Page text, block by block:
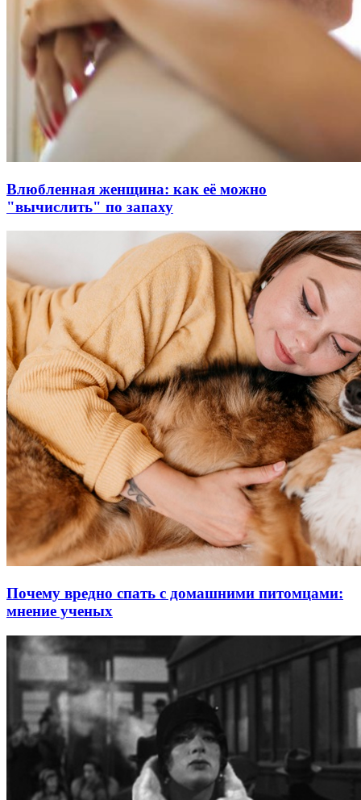
Влюбленная женщина: как её можно
"вычислить" по запаху
Почему вредно спать с домашними питомцами:
мнение ученых